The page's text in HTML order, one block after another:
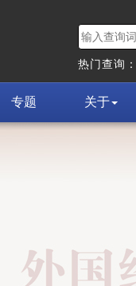
热门查询：
专题 关于